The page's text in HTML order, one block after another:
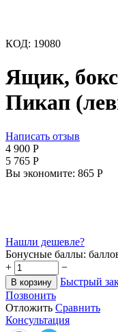
КОД: 19080
Ящик, бокс
Пикап
Написать отзыв
4 900 Р
5 765 Р
Вы экономите: 865 Р
Нашли дешевле?
Бонусные баллы:
+
−
В корзину
Быстрый
Позвонить
Отложить Сравнить
Консультация